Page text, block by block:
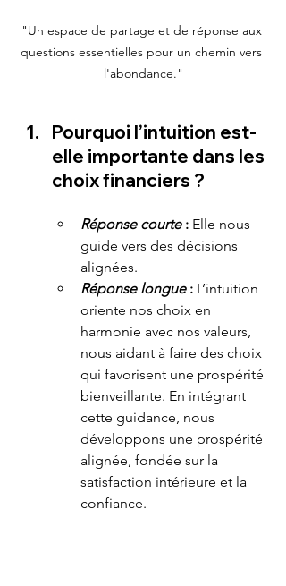
"Un espace de partage et de réponse aux
questions essentielles pour un chemin vers
l'abondance."
Pourquoi l’intuition est-
elle importante dans les
choix financiers ?
Réponse courte : Elle nous
guide vers des décisions
alignées.
Réponse longue : L’intuition
oriente nos choix en
harmonie avec nos valeurs,
nous aidant à faire des choix
qui favorisent une prospérité
bienveillante. En intégrant
cette guidance, nous
développons une prospérité
alignée, fondée sur la
satisfaction intérieure et la
confiance.